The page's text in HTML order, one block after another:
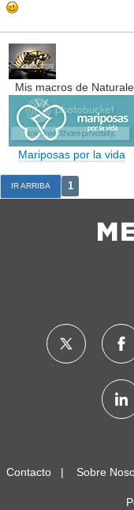
Mis macros de
Mariposas por la vida
IR ARRIBA 1
Contacto Sobre